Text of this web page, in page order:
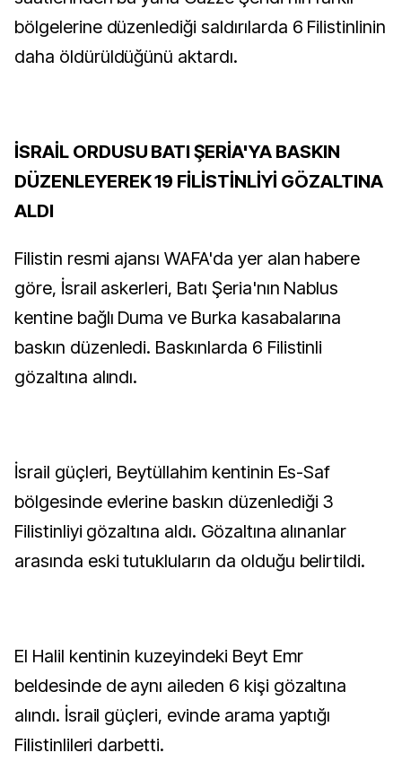
bölgelerine düzenlediği saldırılarda 6 Filistinlinin
daha öldürüldüğünü aktardı.
İSRAİL ORDUSU BATI ŞERİA'YA BASKIN
DÜZENLEYEREK 19 FİLİSTİNLİYİ GÖZALTINA
ALDI
Filistin resmi ajansı WAFA'da yer alan habere
göre, İsrail askerleri, Batı Şeria'nın Nablus
kentine bağlı Duma ve Burka kasabalarına
baskın düzenledi. Baskınlarda 6 Filistinli
gözaltına alındı.
İsrail güçleri, Beytüllahim kentinin Es-Saf
bölgesinde evlerine baskın düzenlediği 3
Filistinliyi gözaltına aldı. Gözaltına alınanlar
arasında eski tutukluların da olduğu belirtildi.
El Halil kentinin kuzeyindeki Beyt Emr
beldesinde de aynı aileden 6 kişi gözaltına
alındı. İsrail güçleri, evinde arama yaptığı
Filistinlileri darbetti.